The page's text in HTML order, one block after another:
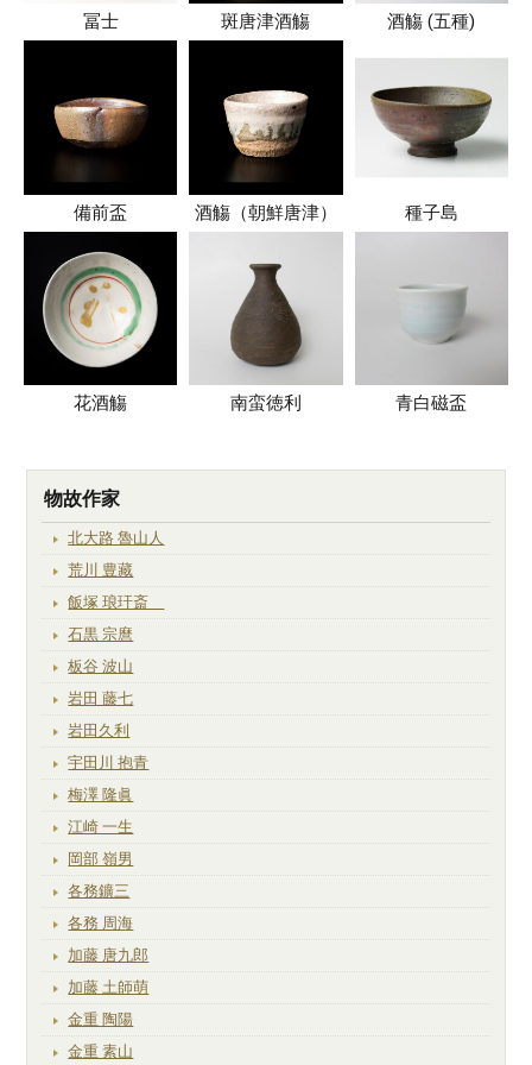
冨士 斑唐津酒觴 酒觴 (五種)
備前盃 酒觴（朝鮮唐津） 種子島
花酒觴 南蛮徳利 青白磁盃
物故作家
北大路 魯山人
荒川 豊藏
飯塚 琅玕斎
石黒 宗麿
板谷 波山
岩田 藤七
岩田久利
宇田川 抱青
梅澤 隆眞
江崎 一生
岡部 嶺男
各務鑛三
各務 周海
加藤 唐九郎
加藤 土師萌
金重 陶陽
金重 素山